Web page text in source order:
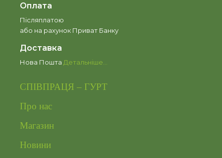
Оплата
Післяплатою
або на рахунок Приват Банку
Доставка
Нова Пошта Детальніше…
СПІВПРАЦЯ – ГУРТ
Про нас
Магазин
Новини